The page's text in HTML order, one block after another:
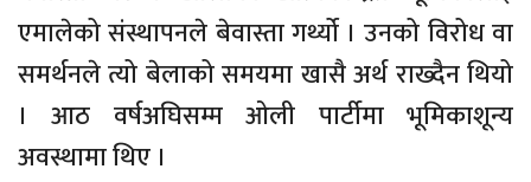
एमालेको संस्थापनले बेवास्ता गर्थ्यो । उनको विरोध वा
समर्थनले त्यो बेलाको समयमा खासै अर्थ राख्दैन थियो
। आठ वर्षअघिसम्म ओली पार्टीमा भूमिकाशून्य
अवस्थामा थिए ।